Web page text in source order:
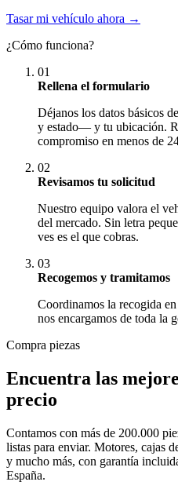
Tasar mi vehículo ahora →
¿Cómo funciona?
01
Rellena el formulario
Déjanos los datos básicos
y estado— y tu ubicación.
compromiso en menos de
02
Revisamos tu solicitud
Nuestro equipo valora el
del mercado. Sin letra
ves es el que cobras.
03
Recogemos y tramitamos
Coordinamos la recogida
nos encargamos de toda la
Compra piezas
Encuentra las
precio
Contamos con más de 200.000
listas para enviar. Motores, cajas
y mucho más, con garantía
España.